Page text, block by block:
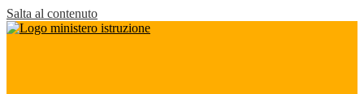
Salta al contenuto